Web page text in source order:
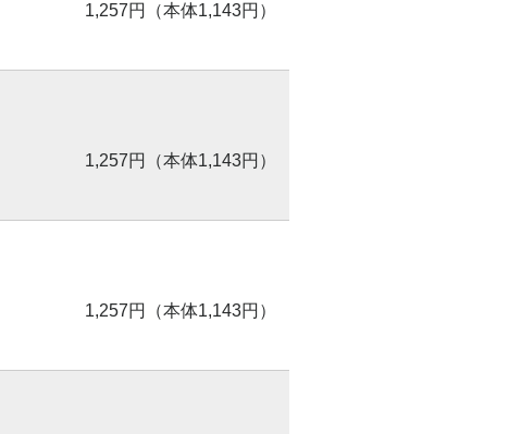
1,257円（本体1,143円）
1,257円（本体1,143円）
1,257円（本体1,143円）